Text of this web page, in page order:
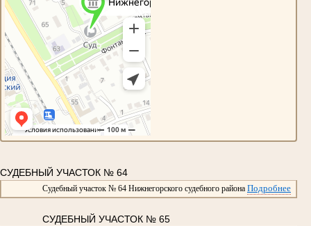
СУДЕБНЫЙ УЧАСТОК № 64
Судебный участок № 64 Нижнегорского судебного района Подробнее
СУДЕБНЫЙ УЧАСТОК № 65